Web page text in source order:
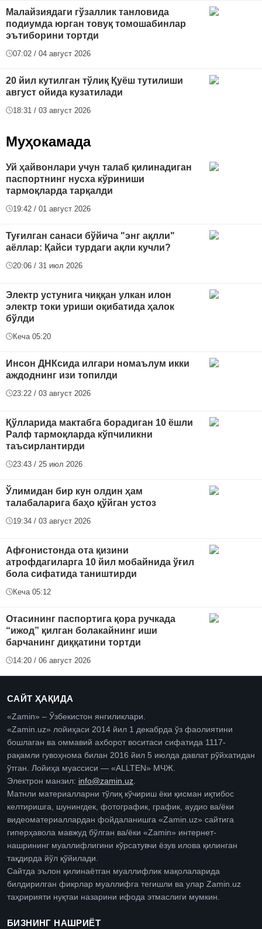
Малайзиядаги гўзаллик танловида
подиумда юрган товуқ томошабинлар
эътиборини тортди
07:02 / 04 август 2026
20 йил кутилган тўлиқ Қуёш тутилиши
август ойида кузатилади
18:31 / 03 август 2026
Муҳокамада
Уй ҳайвонлари учун талаб қилинадиган
паспортнинг нусха кўриниши
тармоқларда тарқалди
19:42 / 01 август 2026
Туғилган санаси бўйича "энг ақлли"
аёллар: Қайси турдаги ақли кучли?
20:06 / 31 июл 2026
Электр устунига чиққан улкан илон
электр токи уриши оқибатида ҳалок
бўлди
Кеча 05:20
Инсон ДНКсида илгари номаълум икки
аждоднинг изи топилди
23:22 / 03 август 2026
Қўлларида мактабга борадиган 10 ёшли
Ралф тармоқларда кўпчиликни
таъсирлантирди
23:43 / 25 июл 2026
Ўлимидан бир кун олдин ҳам
талабаларига баҳо қўйган устоз
19:34 / 03 август 2026
Афғонистонда ота қизини
атрофдагиларга 10 йил мобайнида ўғил
бола сифатида таништирди
Кеча 05:12
Отасининг паспортига қора ручкада
“ижод” қилган болакайнинг иши
барчанинг диққатини тортди
14:20 / 06 август 2026
САЙТ ҲАҚИДА
«Zamin» – Ўзбекистон янгиликлари.
«Zamin.uz» лойиҳаси 2014 йил 1 декабрда ўз фаолиятини
бошлаган ва оммавий ахборот воситаси сифатида 1117-
рақамли гувоҳнома билан 2016 йил 5 июлда давлат рўйхатидан
ўтган. Лойиҳа муассиси — «ALLTEN» МЧЖ.
Электрон манзил: info@zamin.uz
Матнли материалларни тўлиқ кўчириш ёки қисман иқтибос
келтиришга, шунингдек, фотографик, график, аудио ва/ёки
видеоматериаллардан фойдаланишга «Zamin.uz» сайтига
гиперҳавола мавжуд бўлган ва/ёки «Zamin» интернет-
нашрининг муаллифлигини кўрсатувчи ёзув илова қилинган
тақдирда йўл қўйилади.
Сайтда эълон қилинаётган муаллифлик мақолаларида
билдирилган фикрлар муаллифга тегишли ва улар Zamin.uz
таҳририяти нуқтаи назарини ифода этмаслиги мумкин.
БИЗНИНГ НАШРИЁТ